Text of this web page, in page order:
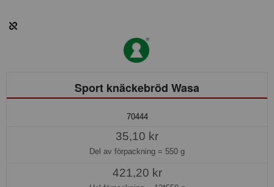
Sport knäckebröd Wasa
70444
35,10 kr
Del av förpackning = 550 g
421,20 kr